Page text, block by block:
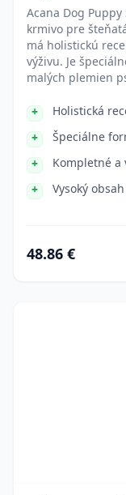
Acana Dog
krmivo pre
má holistickú
výživu. Je
malých plemien
Holistická
Špeciálne
Kompletné a
Vysoký
48.86 €